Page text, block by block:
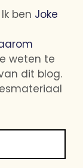
ben Joke
weten te
dit blog.